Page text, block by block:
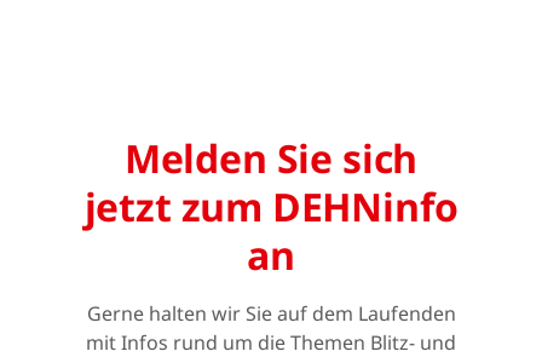
Melden Sie sich
jetzt zum DEHNinfo
an
Gerne halten wir Sie auf dem Laufenden
mit Infos rund um die Themen Blitz- und